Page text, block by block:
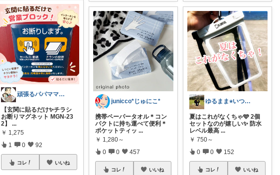
頑張るパパママ応援隊@育児・子供用品紹介
【玄関に貼るだけ✨チラシ
お断りマグネット MGN-23
2】...
￥ 1,275
1 0 92
コレ いいね
junicco*じゅにこ*
携帯ペーパータオル＊コン
パクトに持ち運べて便利＊
ポケットティッ ...
￥ 1,280～
0 0 457
コレ いいね
ゆるまま⭐︎いつもありがとうございます✨
夏はこれがなくちゃ🩵 2個
セットなのが嬉しい✨ 防水
レベル最高 ...
￥ 750～
0 0 152
コレ いいね